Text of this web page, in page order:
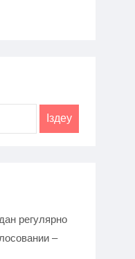
регулярно
–